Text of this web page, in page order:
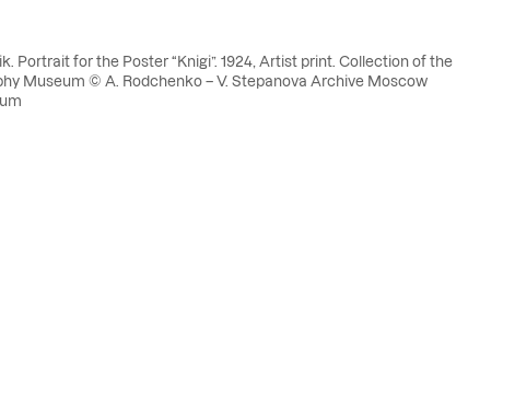
Portrait for the Poster “Knigi”. 1924, Artist print. Collection of the
Museum © A. Rodchenko – V. Stepanova Archive Moscow